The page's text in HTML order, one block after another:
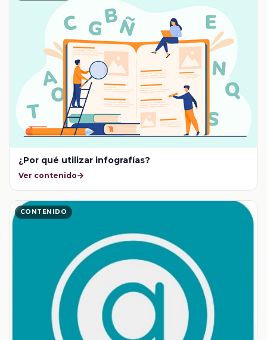
¿Por qué utilizar infografías?
Ver contenido
CONTENIDO